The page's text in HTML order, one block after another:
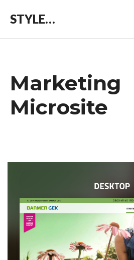
STYLEPATROL
Marketing
Microsite